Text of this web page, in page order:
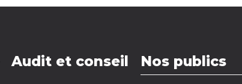
Audit et conseil Nos publics